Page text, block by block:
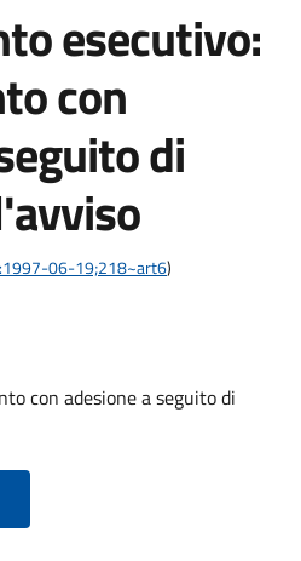
esecutivo:
con
di
06-19;218~art6)
con adesione a seguito di